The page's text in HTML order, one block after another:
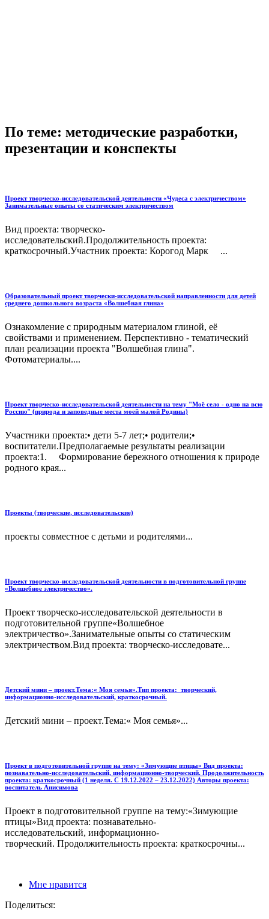
По теме: методические разработки,
презентации и конспекты
Проект творческо-исследовательской деятельности «Чудеса с электричеством»
Занимательные опыты со статическим электричеством
Вид проекта: творческо-
исследовательский.Продолжительность проекта:
краткосрочный.Участник проекта: Корогод Марк ...
Образовательный проект творчески-исследовательской направленности для детей
среднего дошкольного возраста «Волшебная глина»
Ознакомление с природным материалом глиной, её
свойствами и применением. Перспективно - тематический
план реализации проекта "Волшебная глина".
Фотоматериалы....
Проект творческо-исследовательской деятельности на тему "Моё село - одно на всю
Россию" (природа и заповедные места моей малой Родины)
Участники проекта:• дети 5-7 лет;• родители;•
воспитатели.Предполагаемые результаты реализации
проекта:1. Формирование бережного отношения к природе
родного края...
Проекты (творческие, исследовательские)
проекты совместное с детьми и родителями...
Проект творческо-исследовательской деятельности в подготовительной группе
«Волшебное электричество».
Проект творческо-исследовательской деятельности в
подготовительной группе«Волшебное
электричество».Занимательные опыты со статическим
электричеством.Вид проекта: творческо-исследовате...
Детский мини – проект.Тема:« Моя семья».Тип проекта: творческий,
информационно-исследовательский, краткосрочный.
Детский мини – проект.Тема:« Моя семья»...
Проект в подготовительной группе на тему: «Зимующие птицы» Вид проекта:
познавательно-исследовательский, информационно-творческий. Продолжительность
проекта: краткосрочный (1 неделя. С 19.12.2022 – 23.12.2022) Авторы проекта:
воспитатель Анисимова
Проект в подготовительной группе на тему:«Зимующие
птицы»Вид проекта: познавательно-
исследовательский, информационно-
творческий. Продолжительность проекта: краткосрочны...
Мне нравится
Поделиться: